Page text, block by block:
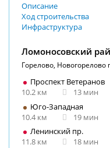
Описание
Ход строительства
Инфраструктура
Ломоносовский
Горелово, Новогорелово
Проспект Ветеранов
10.2 км
13 мин
Юго-Западная
10.4 км
19 мин
Ленинский пр.
11.8 км
18 мин